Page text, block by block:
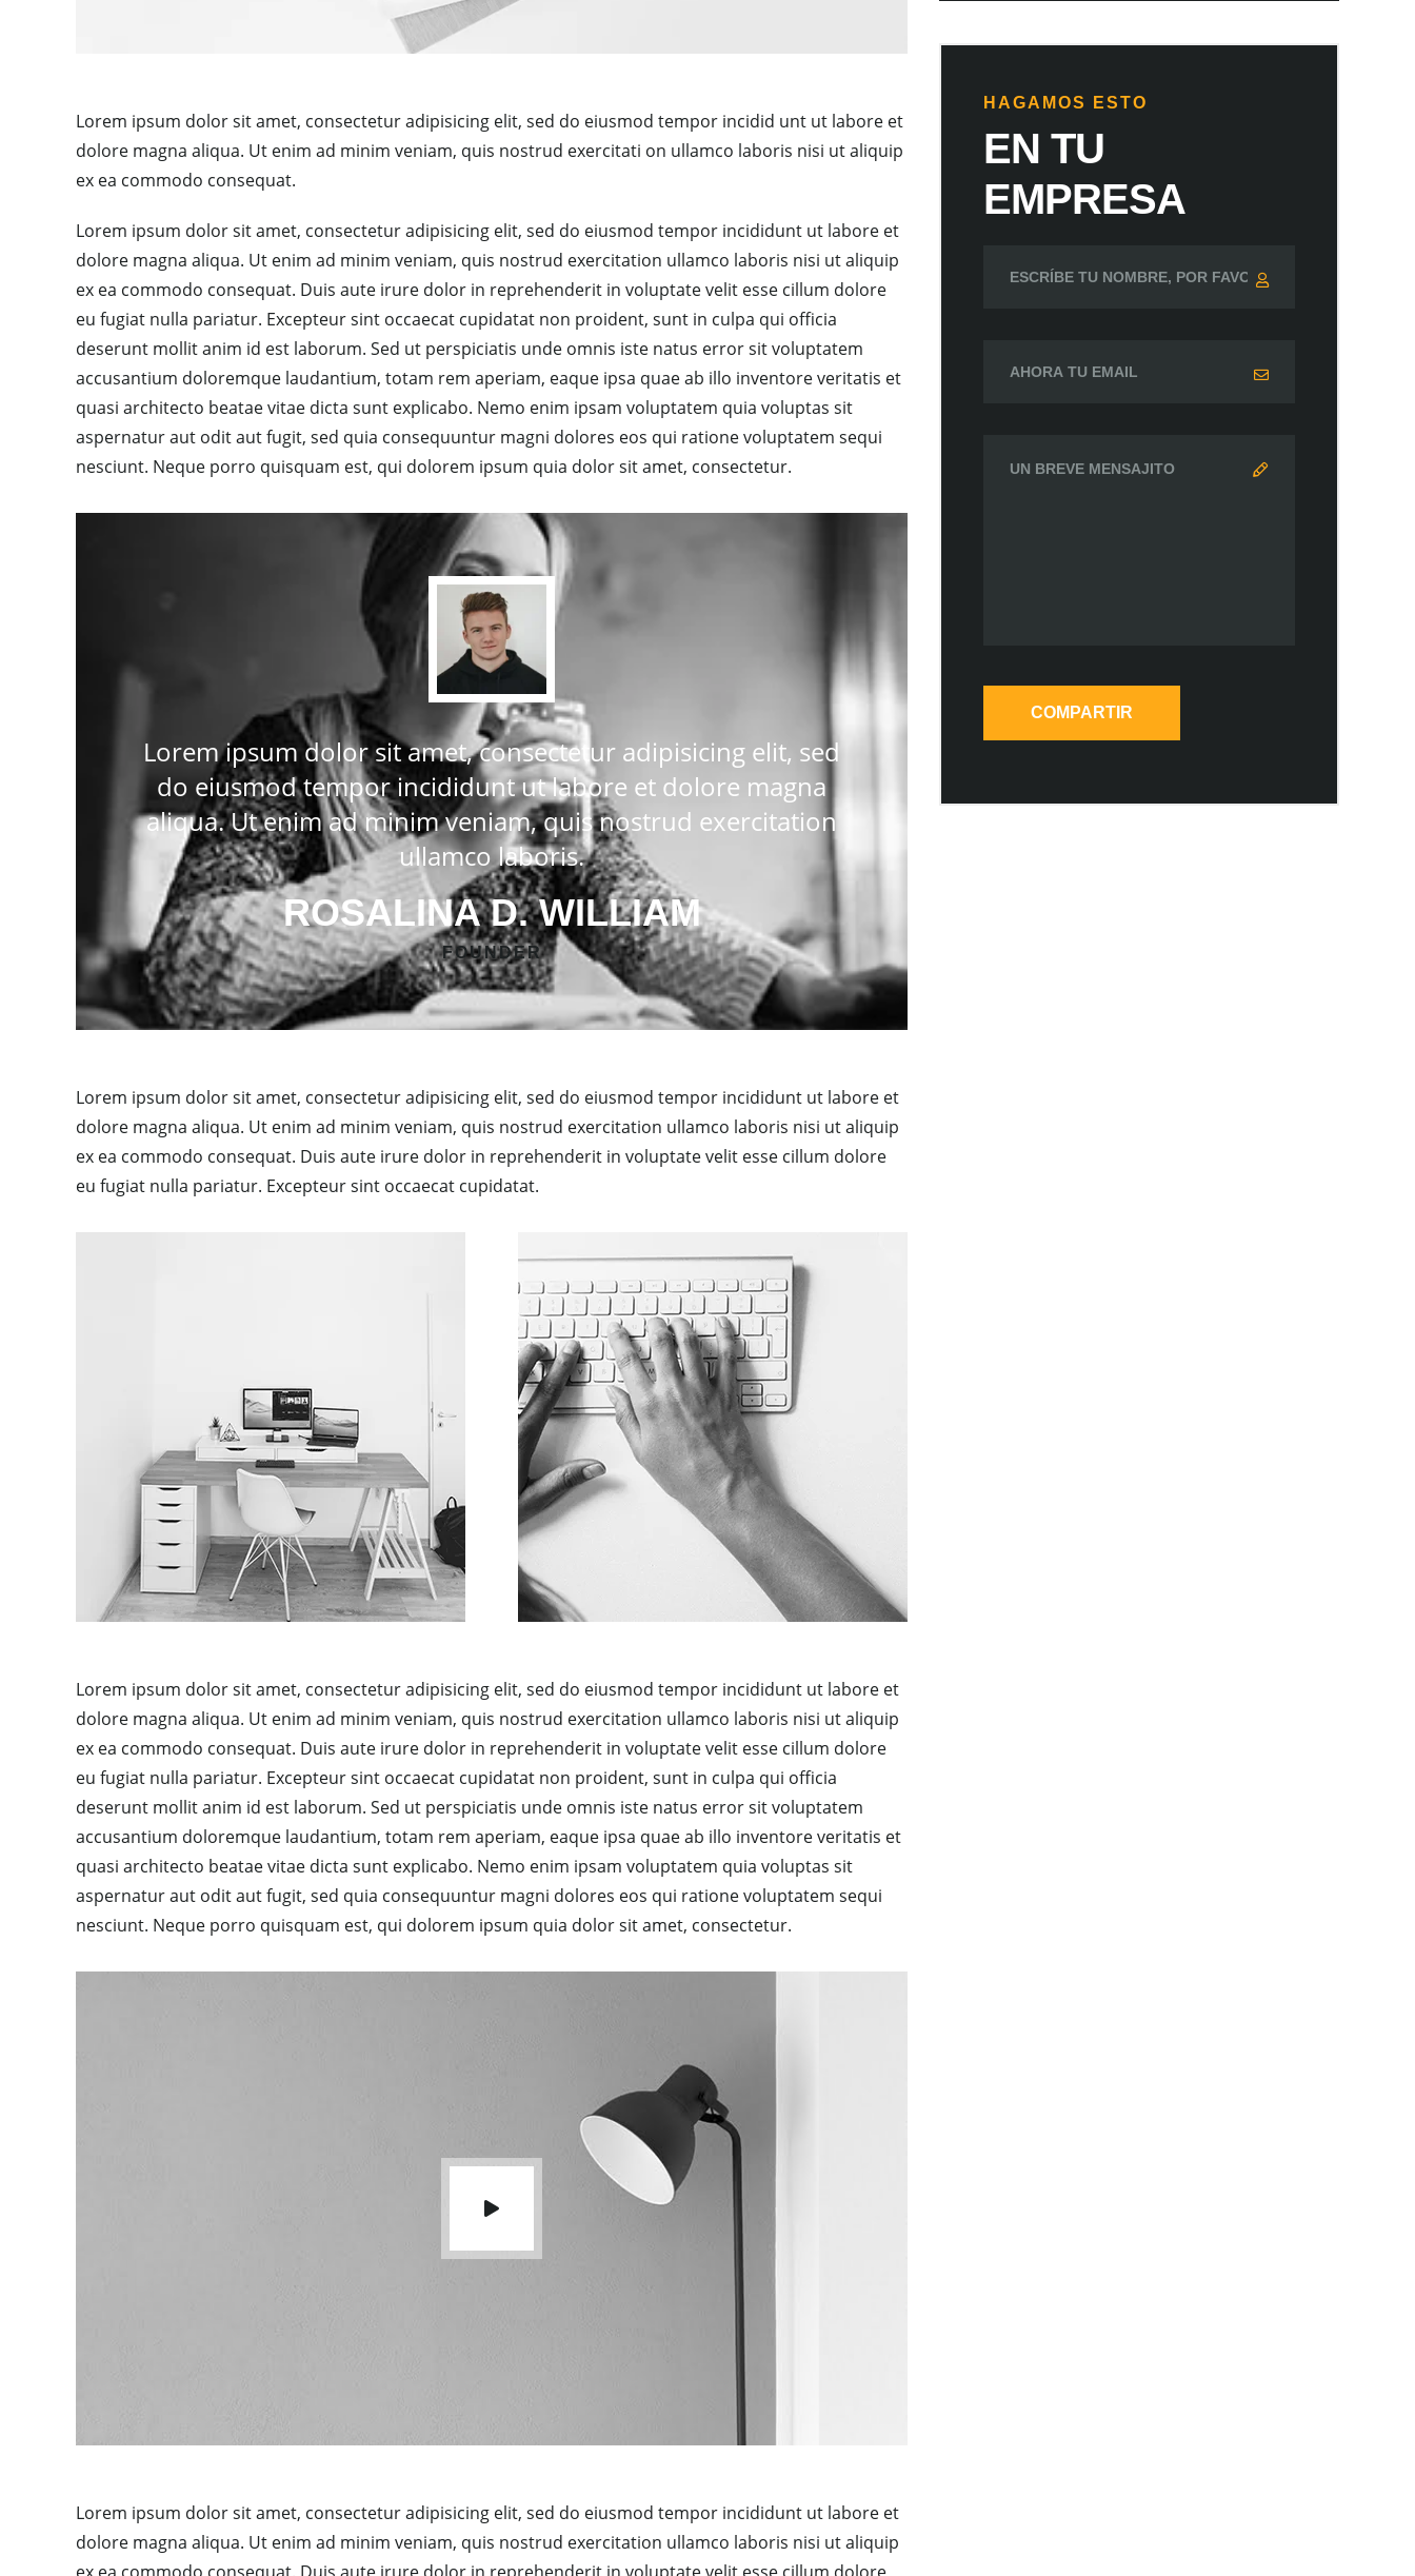
Lorem ipsum dolor sit amet, consectetur adipisicing elit, sed do eiusmod tempor incidid unt ut labore et
dolore magna aliqua. Ut enim ad minim veniam, quis nostrud exercitati on ullamco laboris nisi ut aliquip
ex ea commodo consequat.
Lorem ipsum dolor sit amet, consectetur adipisicing elit, sed do eiusmod tempor incididunt ut labore et
dolore magna aliqua. Ut enim ad minim veniam, quis nostrud exercitation ullamco laboris nisi ut aliquip
ex ea commodo consequat. Duis aute irure dolor in reprehenderit in voluptate velit esse cillum dolore
eu fugiat nulla pariatur. Excepteur sint occaecat cupidatat non proident, sunt in culpa qui officia
deserunt mollit anim id est laborum. Sed ut perspiciatis unde omnis iste natus error sit voluptatem
accusantium doloremque laudantium, totam rem aperiam, eaque ipsa quae ab illo inventore veritatis et
quasi architecto beatae vitae dicta sunt explicabo. Nemo enim ipsam voluptatem quia voluptas sit
aspernatur aut odit aut fugit, sed quia consequuntur magni dolores eos qui ratione voluptatem sequi
nesciunt. Neque porro quisquam est, qui dolorem ipsum quia dolor sit amet, consectetur.
Lorem ipsum dolor sit amet, consectetur adipisicing elit, sed
do eiusmod tempor incididunt ut labore et dolore magna
aliqua. Ut enim ad minim veniam, quis nostrud exercitation
ullamco laboris.
ROSALINA D. WILLIAM
FOUNDER
Lorem ipsum dolor sit amet, consectetur adipisicing elit, sed do eiusmod tempor incididunt ut labore et
dolore magna aliqua. Ut enim ad minim veniam, quis nostrud exercitation ullamco laboris nisi ut aliquip
ex ea commodo consequat. Duis aute irure dolor in reprehenderit in voluptate velit esse cillum dolore
eu fugiat nulla pariatur. Excepteur sint occaecat cupidatat.
Lorem ipsum dolor sit amet, consectetur adipisicing elit, sed do eiusmod tempor incididunt ut labore et
dolore magna aliqua. Ut enim ad minim veniam, quis nostrud exercitation ullamco laboris nisi ut aliquip
ex ea commodo consequat. Duis aute irure dolor in reprehenderit in voluptate velit esse cillum dolore
eu fugiat nulla pariatur. Excepteur sint occaecat cupidatat non proident, sunt in culpa qui officia
deserunt mollit anim id est laborum. Sed ut perspiciatis unde omnis iste natus error sit voluptatem
accusantium doloremque laudantium, totam rem aperiam, eaque ipsa quae ab illo inventore veritatis et
quasi architecto beatae vitae dicta sunt explicabo. Nemo enim ipsam voluptatem quia voluptas sit
aspernatur aut odit aut fugit, sed quia consequuntur magni dolores eos qui ratione voluptatem sequi
nesciunt. Neque porro quisquam est, qui dolorem ipsum quia dolor sit amet, consectetur.
Lorem ipsum dolor sit amet, consectetur adipisicing elit, sed do eiusmod tempor incididunt ut labore et
dolore magna aliqua. Ut enim ad minim veniam, quis nostrud exercitation ullamco laboris nisi ut aliquip
HAGAMOS ESTO
EN TU
EMPRESA